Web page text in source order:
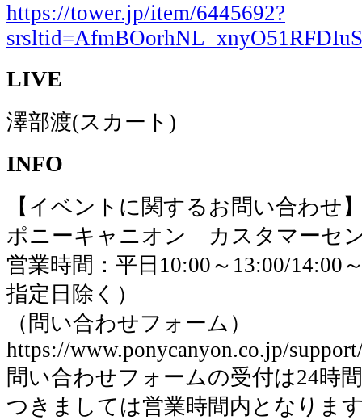
https://tower.jp/item/6445692?
LIVE
澤部渡(スカート)
INFO
【イベントに関するお問い合わせ
ポニーキャニオン カスタマーセ
営業時間：平日10:00～13:00/14:00
指定日除く）
（問い合わせフォーム）
https://www.ponycanyon.co.jp/
問い合わせフォームの受付は24時
つきましては営業時間内となりま